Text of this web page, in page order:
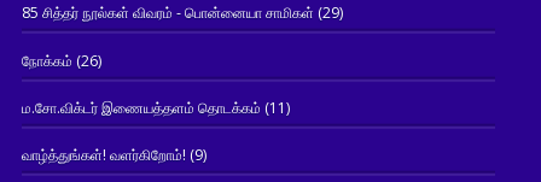
85 சித்தர் நூல்கள் விவரம் - பொன்னையா சாமிகள் (29)
நோக்கம் (26)
ம.சோ.விக்டர் இணையத்தளம் தொடக்கம் (11)
வாழ்த்துங்கள்! வளர்கிறோம்! (9)